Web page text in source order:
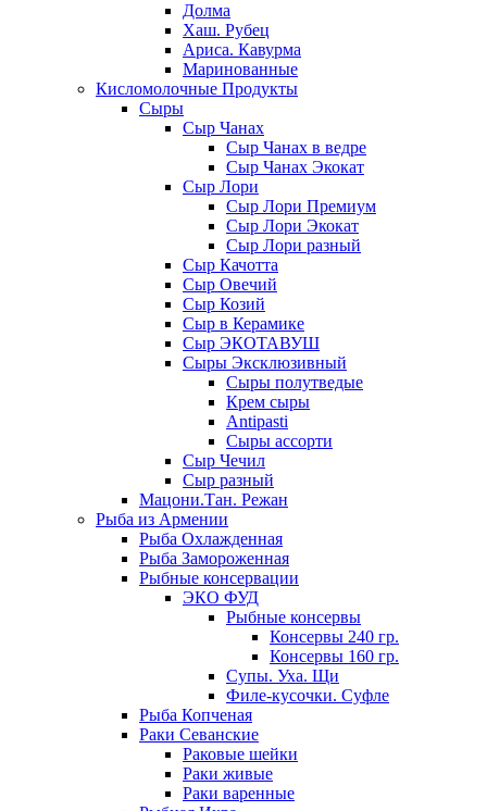
Долма
Хаш. Рубец
Ариса. Кавурма
Маринованные
Кисломолочные Продукты
Сыры
Сыр Чанах
Сыр Чанах в ведре
Сыр Чанах Экокат
Сыр Лори
Сыр Лори Премиум
Сыр Лори Экокат
Сыр Лори разный
Сыр Качотта
Сыр Овечий
Сыр Козий
Сыр в Керамике
Сыр ЭКОТАВУШ
Сыры Эксклюзивный
Сыры полутведые
Крем сыры
Antipasti
Сыры ассорти
Сыр Чечил
Сыр разный
Мацони.Тан. Режан
Рыба из Армении
Рыба Охлажденная
Рыба Замороженная
Рыбные консервации
ЭКО ФУД
Рыбные консервы
Консервы 240 гр.
Консервы 160 гр.
Супы. Уха. Щи
Филе-кусочки. Суфле
Рыба Копченая
Раки Севанские
Раковые шейки
Раки живые
Раки варенные